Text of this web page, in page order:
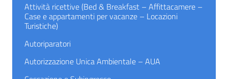
Attività ricettive (Bed & Breakfast – Affittacamere –
Case e appartamenti per vacanze – Locazioni
Turistiche)
Autoriparatori
Autorizzazione Unica Ambientale – AUA